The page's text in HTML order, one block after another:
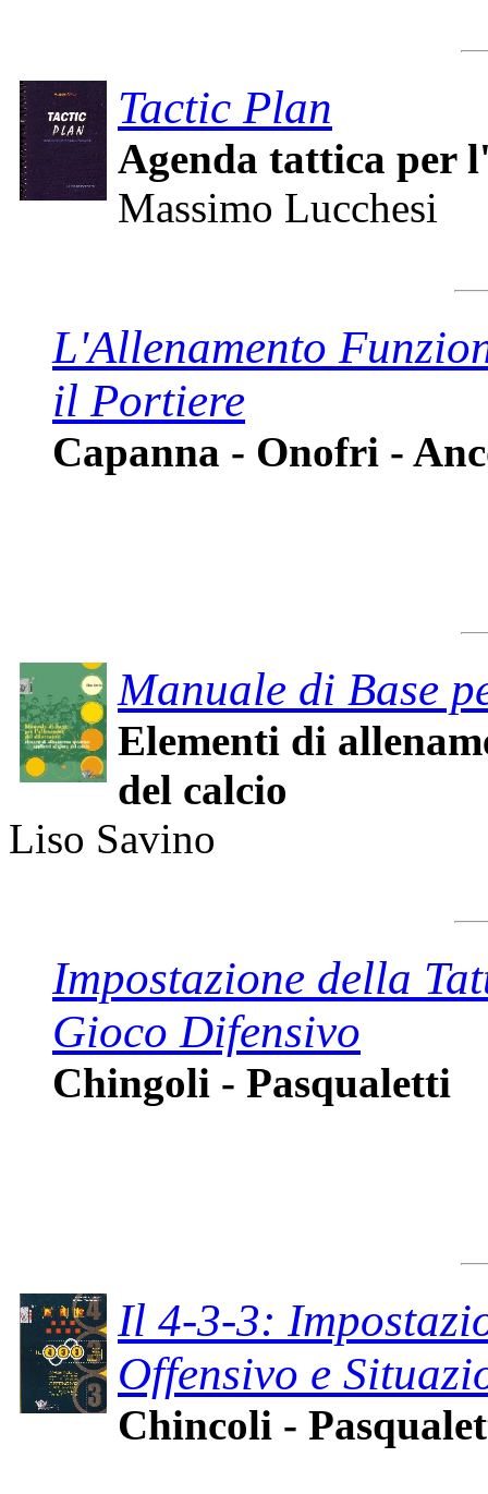
Tactic Plan
Agenda tattica per
Massimo Lucchesi
L'Allenamento
il Portiere
Capanna - Onofri -
Manuale di Base
Elementi di
del calcio
Liso Savino
Impostazione della
Gioco Difensivo
Chingoli - Pasqualetti
Il 4-3-3:
Offensivo e
Chincoli -